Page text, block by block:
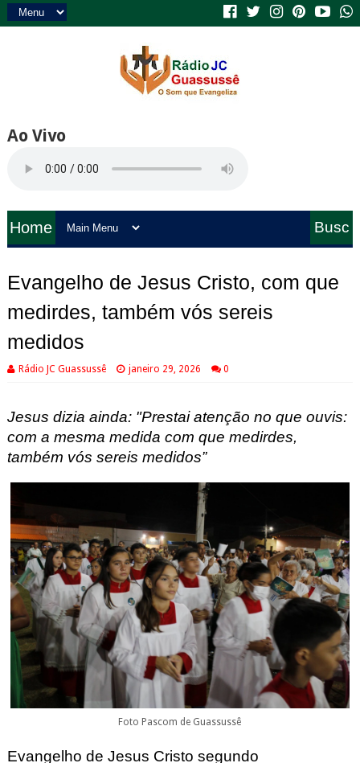
Ao Vivo
Home
Busc
Evangelho de Jesus Cristo, com que
medirdes, também vós sereis
medidos
Rádio JC Guassussê janeiro 29, 2026 0
Jesus dizia ainda: "Prestai atenção no que ouvis:
com a mesma medida com que medirdes,
também vós sereis medidos”
Foto Pascom de Guassussê
Evangelho de Jesus Cristo segundo